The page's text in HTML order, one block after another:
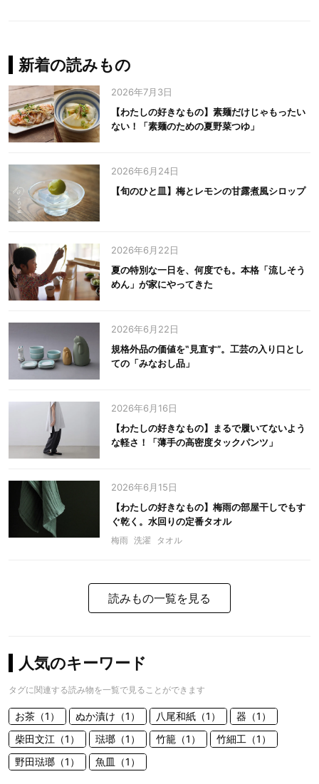
新着の読みもの
2026年7月3日
【わたしの好きなもの】素麺だけじゃもったい
ない！「素麺のための夏野菜つゆ」
2026年6月24日
【旬のひと皿】梅とレモンの甘露煮風シロップ
2026年6月22日
夏の特別な一日を、何度でも。本格「流しそう
めん」が家にやってきた
2026年6月22日
規格外品の価値を‟見直す”。工芸の入り口とし
ての「みなおし品」
2026年6月16日
【わたしの好きなもの】まるで履いてないよう
な軽さ！「薄手の高密度タックパンツ」
2026年6月15日
【わたしの好きなもの】梅雨の部屋干しでもす
ぐ乾く。水回りの定番タオル
梅雨 洗濯 タオル
読みもの一覧を見る
人気のキーワード
タグに関連する読み物を一覧で見ることができます
お茶（1） ぬか漬け（1） 八尾和紙（1）
器（1）
柴田文江（1）
琺瑯（1） 竹籠（1）
竹細工（1）
野田琺瑯（1）
魚皿（1）